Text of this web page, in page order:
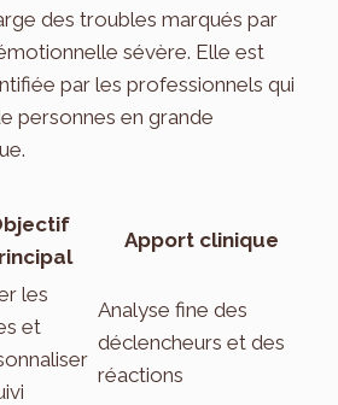
des troubles marqués par
sévère. Elle est
par les professionnels qui
personnes en grande
Apport clinique
les
et
Analyse fine des
déclencheurs et des
réactions